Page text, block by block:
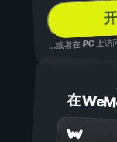
...或者在PC上访
在